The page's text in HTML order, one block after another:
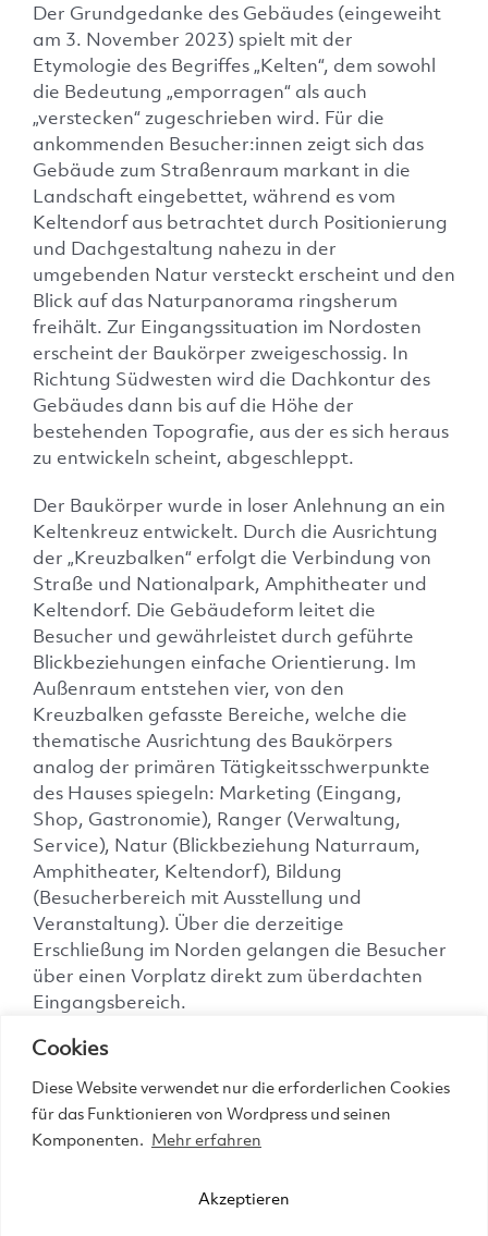
Cookies
Diese Website verwendet nur die erforderlichen Cookies
für das Funktionieren von Wordpress und seinen
Komponenten. Mehr erfahren
Akzeptieren
Der Grundgedanke des Gebäudes (eingeweiht
am 3. November 2023) spielt mit der
Etymologie des Begriffes „Kelten“, dem sowohl
die Bedeutung „emporragen“ als auch
„verstecken“ zugeschrieben wird. Für die
ankommenden Besucher:innen zeigt sich das
Gebäude zum Straßenraum markant in die
Landschaft eingebettet, während es vom
Keltendorf aus betrachtet durch Positionierung
und Dachgestaltung nahezu in der
umgebenden Natur versteckt erscheint und den
Blick auf das Naturpanorama ringsherum
freihält. Zur Eingangssituation im Nordosten
erscheint der Baukörper zweigeschossig. In
Richtung Südwesten wird die Dachkontur des
Gebäudes dann bis auf die Höhe der
bestehenden Topografie, aus der es sich heraus
zu entwickeln scheint, abgeschleppt.
Der Baukörper wurde in loser Anlehnung an ein
Keltenkreuz entwickelt. Durch die Ausrichtung
der „Kreuzbalken“ erfolgt die Verbindung von
Straße und Nationalpark, Amphitheater und
Keltendorf. Die Gebäudeform leitet die
Besucher und gewährleistet durch geführte
Blickbeziehungen einfache Orientierung. Im
Außenraum entstehen vier, von den
Kreuzbalken gefasste Bereiche, welche die
thematische Ausrichtung des Baukörpers
analog der primären Tätigkeitsschwerpunkte
des Hauses spiegeln: Marketing (Eingang,
Shop, Gastronomie), Ranger (Verwaltung,
Service), Natur (Blickbeziehung Naturraum,
Amphitheater, Keltendorf), Bildung
(Besucherbereich mit Ausstellung und
Veranstaltung). Über die derzeitige
Erschließung im Norden gelangen die Besucher
über einen Vorplatz direkt zum überdachten
Eingangsbereich.